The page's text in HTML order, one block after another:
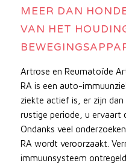
MEER DAN
VAN HET
Artrose en Reumatoïde
RA is een auto-
ziekte actief is, er zijn dan
rustige periode, u ervaart
Ondanks veel
RA wordt veroorzaakt.
immuunsysteem